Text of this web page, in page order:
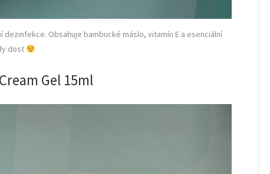
Obsahuje bambucké máslo, vitamín E a esenciální
dost
Gel 15ml